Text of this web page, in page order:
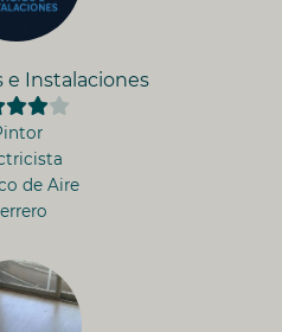
e Instalaciones
de Aire